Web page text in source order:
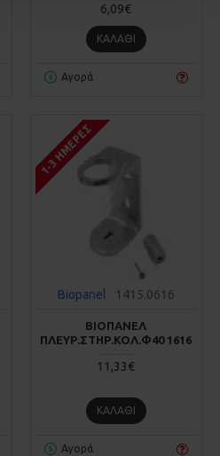
6,09€
ΚΑΛΆΘΙ
Αγορά
1-3 ΗΜΈΡΕΣ
Biopanel 1415.0616
ΒΙΟΠΑΝΕΛ
ΠΛΕΥΡ.ΣΤΗΡ.ΚΟΛ.Φ40 1616
11,33€
ΚΑΛΆΘΙ
Αγορά